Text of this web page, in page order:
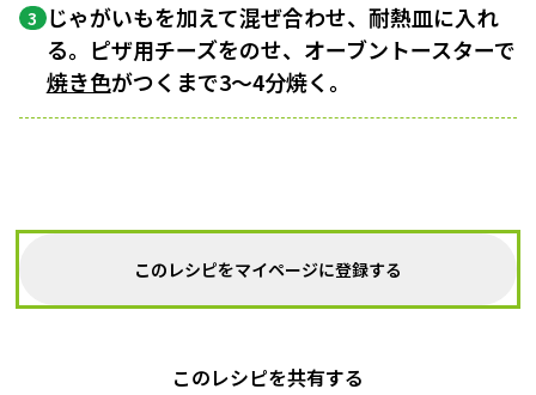
3 じゃがいもを加えて混ぜ合わせ、耐熱皿に入れ
る。ピザ用チーズをのせ、オーブントースターで
焼き色がつくまで3～4分焼く。
このレシピをマイページに登録する
このレシピを共有する